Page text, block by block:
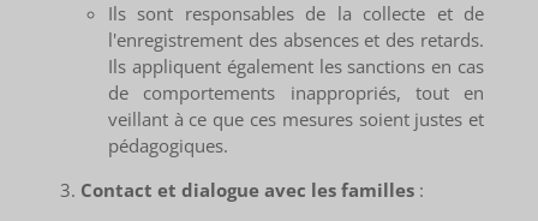
Ils sont responsables de la collecte et de
l'enregistrement des absences et des retards.
Ils appliquent également les sanctions en cas
de comportements inappropriés, tout en
veillant à ce que ces mesures soient justes et
pédagogiques.
Contact et dialogue avec les familles :